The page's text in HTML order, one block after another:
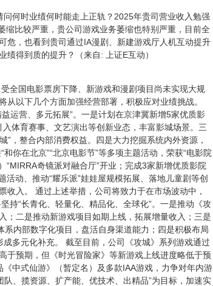
何时业绩何时能走上正轨？2025年贵司营业收入勉强
比较严重，贵公司游戏业务萎缩也特别严重，目前全
危，也看到贵司通过IA漫剧、新建游戏厅人机互动提升
绩得到质的提升？
（来自: 上证E互动）
全国电影票房下降、新游戏和漫剧项目尚未实现大规
以下几个方面加强经营部署，积极应对业绩挑战。
运营、多元拓展”。一是计划在京津冀新增5家优质影
体育赛事、文艺演出等创新业态，丰富影城场景。三
”，整合内部消费权益。四是大力挖掘系统内外资源，
你在北京”“北京电影节”等多项主题活动，荣获“电影院
奇镜派对融合厅”开业；完成3家新增优质影院
活动、推动“耀乐派”娃娃屋规模拓展、落地儿童剧等创
入。 通过上述举措，公司将致力于在市场波动中，
持“长青化、轻量化、精品化、全球化”。一是推动《攻
；二是推动新游戏项目如期上线，拓展增量收入；三是
系内部数字化项目，盘活自身渠道能力；四是积极布局
多元化补充。 截至目前，公司《攻城》系列游戏通过
于预期，但《时光冒险家》等新游戏上线进度略低于预
中式仙游》（暂定名）及多款IAA游戏，力争对年内游
、揽资源、扩产能、优技术、出精品”为目标，加速实